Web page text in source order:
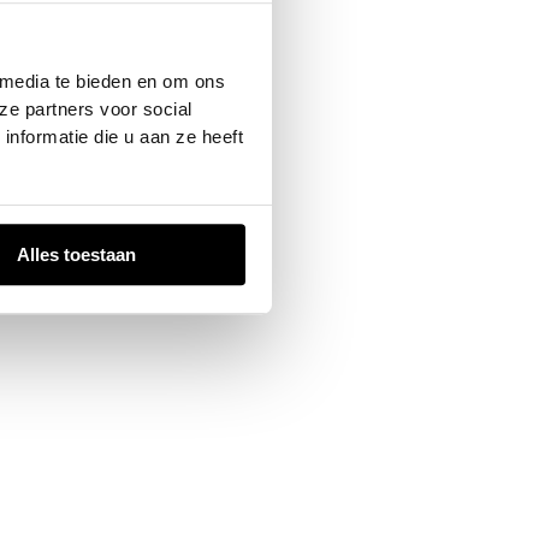
te bieden en om ons
partners voor social
die u aan ze heeft
Alles toestaan
for more information).